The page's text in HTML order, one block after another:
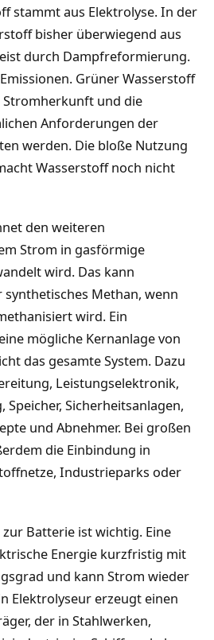
stammt aus Elektrolyse. In der
bisher überwiegend aus
durch Dampfreformierung.
Grüner Wasserstoff
Stromherkunft und die
Anforderungen der
werden. Die bloße Nutzung
Wasserstoff noch nicht
den weiteren
Strom in gasförmige
wird. Das kann
Methan, wenn
wird. Ein
mögliche Kernanlage von
das gesamte System. Dazu
Leistungselektronik,
Sicherheitsanlagen,
und Abnehmer. Bei großen
die Einbindung in
Industrieparks oder
Batterie ist wichtig. Eine
Energie kurzfristig mit
und kann Strom wieder
Elektrolyseur erzeugt einen
der in Stahlwerken,